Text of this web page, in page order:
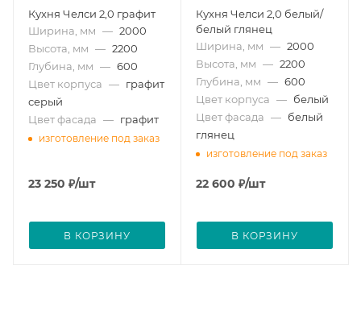
Кухня Челси 2,0 графит
Ширина, мм — 2000
Высота, мм — 2200
Глубина, мм — 600
Цвет корпуса — графит
серый
Цвет фасада — графит
изготовление под заказ
23 250 ₽/шт
В КОРЗИНУ
Кухня Челси 2,0 белый/
белый глянец
Ширина, мм — 2000
Высота, мм — 2200
Глубина, мм — 600
Цвет корпуса — белый
Цвет фасада — белый
глянец
изготовление под заказ
22 600 ₽/шт
В КОРЗИНУ